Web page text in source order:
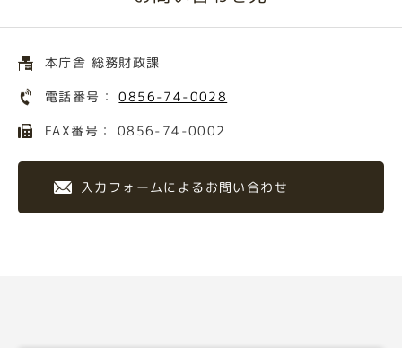
本庁舎 総務財政課
電話番号：0856-74-0028
FAX番号： 0856-74-0002
入力フォームによるお問い合わせ